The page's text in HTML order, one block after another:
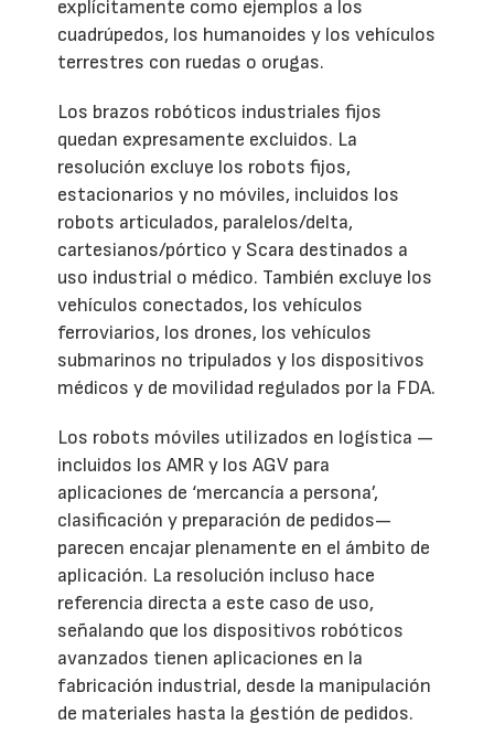
explícitamente como ejemplos a los
cuadrúpedos, los humanoides y los vehículos
terrestres con ruedas o orugas.
Los brazos robóticos industriales fijos
quedan expresamente excluidos. La
resolución excluye los robots fijos,
estacionarios y no móviles, incluidos los
robots articulados, paralelos/delta,
cartesianos/pórtico y Scara destinados a
uso industrial o médico. También excluye los
vehículos conectados, los vehículos
ferroviarios, los drones, los vehículos
submarinos no tripulados y los dispositivos
médicos y de movilidad regulados por la FDA.
Los robots móviles utilizados en logística —
incluidos los AMR y los AGV para
aplicaciones de ‘mercancía a persona’,
clasificación y preparación de pedidos—
parecen encajar plenamente en el ámbito de
aplicación. La resolución incluso hace
referencia directa a este caso de uso,
señalando que los dispositivos robóticos
avanzados tienen aplicaciones en la
fabricación industrial, desde la manipulación
de materiales hasta la gestión de pedidos.